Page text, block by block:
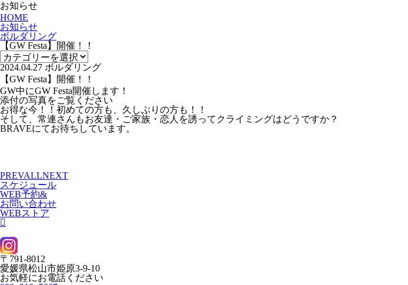
お知らせ
HOME
お知らせ
ボルダリング
【GW Festa】開催！！
2024.04.27 ボルダリング
【GW Festa】開催！！
GW中にGW Festa開催します！
添付の写真をご覧ください
お得な今！！初めての方も、久しぶりの方も！！
そして、常連さんもお友達・ご家族・恋人を誘ってクライミングはどうですか？
BRAVEにてお待ちしています。
PREVALLNEXT
スケジュール
WEB予約&
お問い合わせ
WEBストア
〒791-8012
愛媛県松山市姫原3-9-10
お気軽にお電話ください